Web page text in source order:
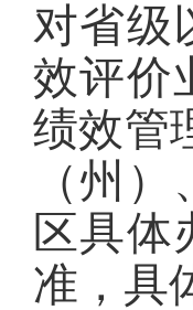
对省级
效评价
绩效管
（州
区具体
准，具